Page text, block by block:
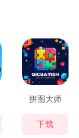
拼图大师
下载